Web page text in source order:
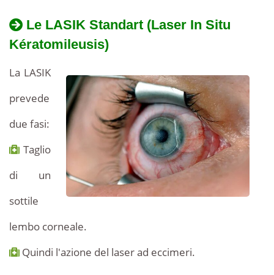
della
presbiopia
Lasik
in
Tunisia:
correzione
della
presbiopia
05-
07
chirurgico
Lasik
la
in
Tunisia
prezzi
Le LASIK Standart (Laser In Situ
Kératomileusis)
La LASIK
prevede
due fasi:
Taglio
di un
sottile
lembo corneale.
Quindi l'azione del laser ad eccimeri.